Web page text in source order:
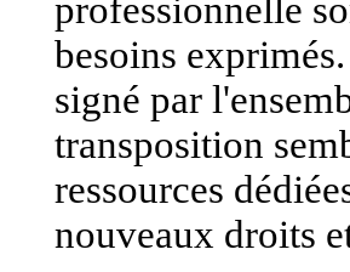
professionnelle
besoins
signé par
transposition
ressources
nouveaux droits